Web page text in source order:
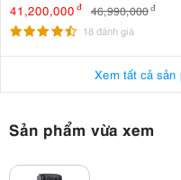
41,200,000 đ 46,990,000đ
18 đánh giá
Xem tất cả
Sản phẩm vừa xem